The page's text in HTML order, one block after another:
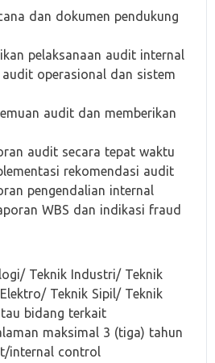
dan dokumen pendukung
pelaksanaan audit internal
audit operasional dan sistem
audit dan memberikan
audit secara tepat waktu
rekomendasi audit
pengendalian internal
WBS dan indikasi fraud
Teknik Industri/ Teknik
Teknik Sipil/ Teknik
bidang terkait
maksimal 3 (tiga) tahun
internal control